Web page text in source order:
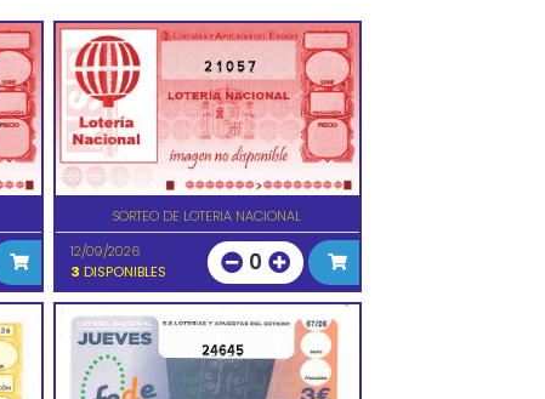
21057
SORTEO DE LOTERIA NACIONAL
12/09/2026
3 DISPONIBLES 0
24645